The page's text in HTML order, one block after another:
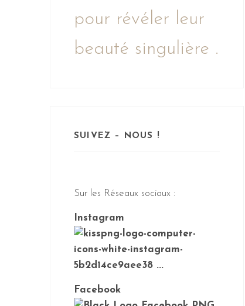
pour révéler leur
beauté singulière .
SUIVEZ – NOUS !
Sur les Réseaux sociaux :
Instagram
Facebook